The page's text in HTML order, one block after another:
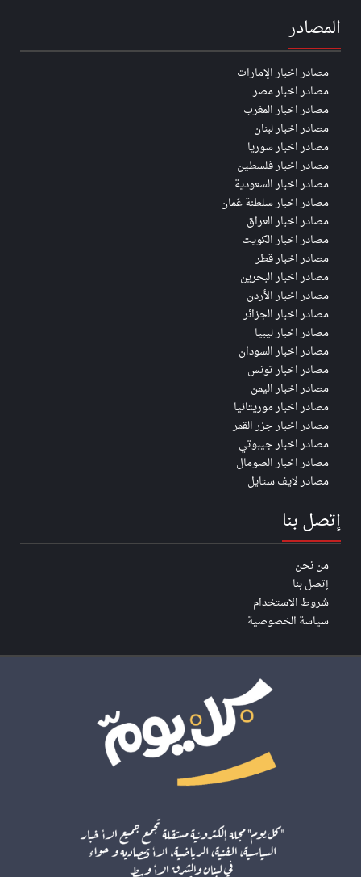
المصادر
مصادر اخبار الإمارات
مصادر اخبار مصر
مصادر اخبار المغرب
مصادر اخبار لبنان
مصادر اخبار سوريا
مصادر اخبار فلسطين
مصادر اخبار السعودية
مصادر اخبار سلطنة عُمان
مصادر اخبار العراق
مصادر اخبار الكويت
مصادر اخبار قطر
مصادر اخبار البحرين
مصادر اخبار الأردن
مصادر اخبار الجزائر
مصادر اخبار ليبيا
مصادر اخبار السودان
مصادر اخبار تونس
مصادر اخبار اليمن
مصادر اخبار موريتانيا
مصادر اخبار جزر القمر
مصادر اخبار جيبوتي
مصادر اخبار الصومال
مصادر لايف ستايل
إتصل بنا
من نحن
إتصل بنا
شروط الاستخدام
سياسة الخصوصية